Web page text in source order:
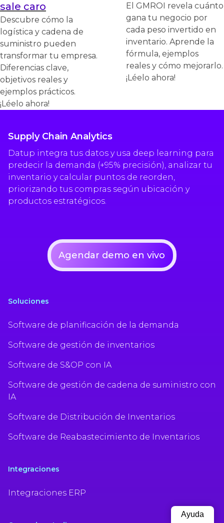
sale caro
Descubre cómo la
logística y cadena de
suministro pueden
transformar tu empresa.
Diferencias clave,
objetivos reales y
ejemplos prácticos.
¡Léelo ahora!
El GMROI revela cuánto
gana tu negocio por
cada peso invertido en
inventario. Aprende la
fórmula, ejemplos
reales y cómo mejorarlo.
¡Léelo ahora!
Supply Chain Analytics
Datup integra tus datos y usa deep learning para
predecir la demanda (+95% precisión), analizar tu
inventario y calcular puntos de reorden,
priorizando tus compras según ubicación y
productos estratégicos.
Agendar demo en vivo
Soluciones
Software de planificación de la demanda
Software de gestión de inventarios
Software de S&OP con IA
Software de gestión de cadena de suministro con
IA
Software de Distribución de Inventarios
Software de Reabastecimiento de Inventarios
Integraciones
Integraciones ERP
Ayuda